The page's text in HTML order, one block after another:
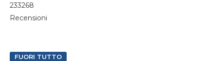
233268
Recensioni
FUORI TUTTO